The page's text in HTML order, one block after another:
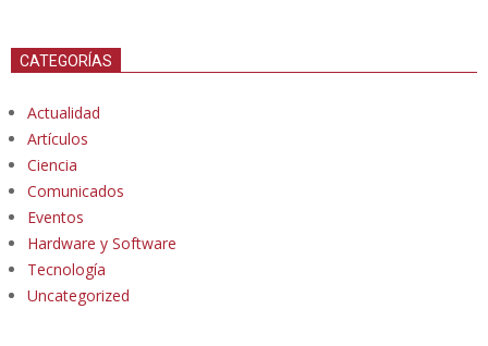
CATEGORÍAS
Actualidad
Artículos
Ciencia
Comunicados
Eventos
Hardware y Software
Tecnología
Uncategorized